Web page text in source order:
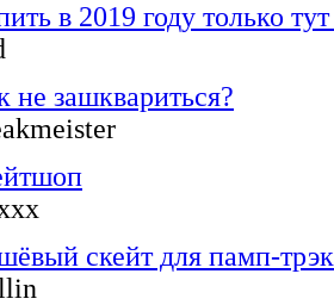
в 2019 году только
не зашквариться?
скейт для памп-